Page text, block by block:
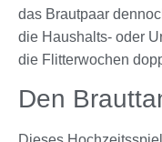
das Brautpaar
die Haushalts- oder
die Flitterwochen
Den